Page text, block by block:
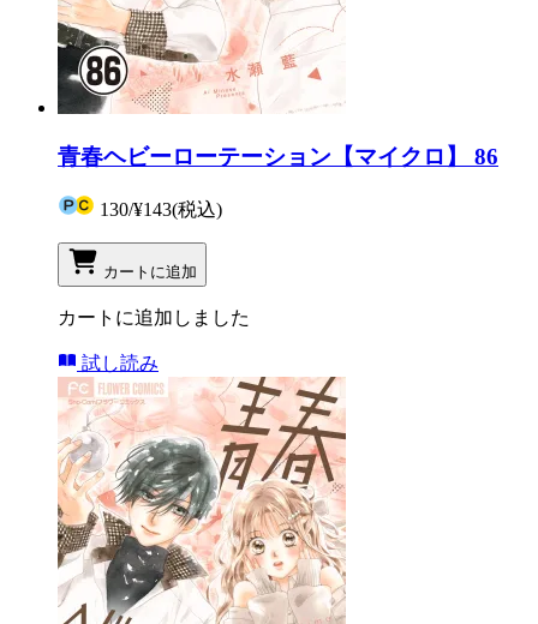
青春ヘビーローテーション【マイクロ】 86
130/¥143(税込)
カートに追加
カートに追加しました
試し読み